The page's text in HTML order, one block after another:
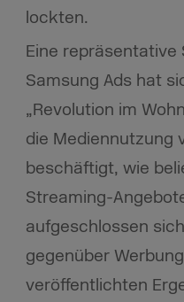
lockten.
Eine repräsentative
Samsung Ads hat
„Revolution im
die Mediennutzung
beschäftigt, wie
Streaming-
aufgeschlossen
gegenüber
veröffentlichten